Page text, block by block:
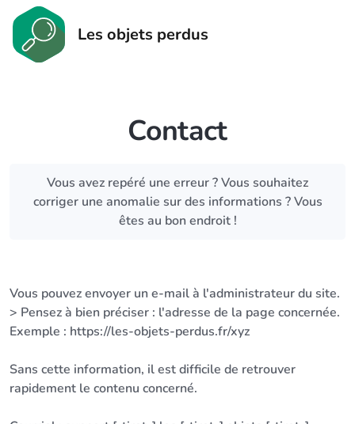
Les objets perdus
Contact
Vous avez repéré une erreur ? Vous souhaitez
corriger une anomalie sur des informations ? Vous
êtes au bon endroit !
Vous pouvez envoyer un e-mail à l'administrateur du site.
> Pensez à bien préciser : l'adresse de la page concernée.
Exemple : https://les-objets-perdus.fr/xyz
Sans cette information, il est difficile de retrouver
rapidement le contenu concerné.